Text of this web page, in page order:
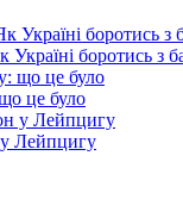
боротись з
це було
Лейпцигу